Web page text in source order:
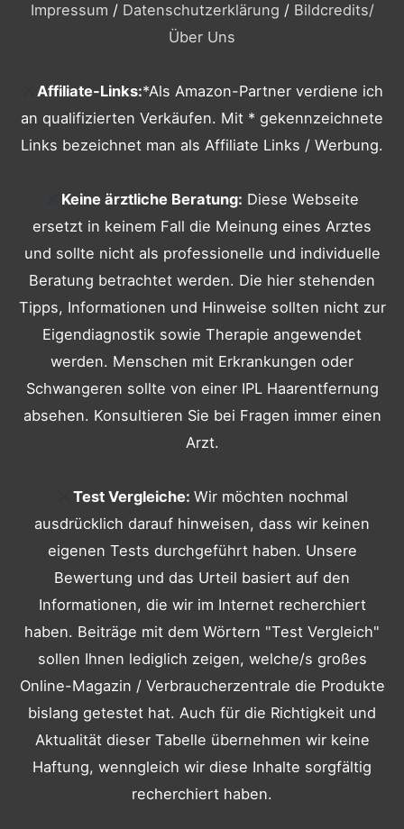
Impressum / Datenschutzerklärung / Bildcredits/
Über Uns
Affiliate-Links:*Als Amazon-Partner verdiene ich
an qualifizierten Verkäufen. Mit * gekennzeichnete
Links bezeichnet man als Affiliate Links / Werbung.
Keine ärztliche Beratung: Diese Webseite
ersetzt in keinem Fall die Meinung eines Arztes
und sollte nicht als professionelle und individuelle
Beratung betrachtet werden. Die hier stehenden
Tipps, Informationen und Hinweise sollten nicht zur
Eigendiagnostik sowie Therapie angewendet
werden. Menschen mit Erkrankungen oder
Schwangeren sollte von einer IPL Haarentfernung
absehen. Konsultieren Sie bei Fragen immer einen
Arzt.
Test Vergleiche: Wir möchten nochmal
ausdrücklich darauf hinweisen, dass wir keinen
eigenen Tests durchgeführt haben. Unsere
Bewertung und das Urteil basiert auf den
Informationen, die wir im Internet recherchiert
haben. Beiträge mit dem Wörtern "Test Vergleich"
sollen Ihnen lediglich zeigen, welche/s großes
Online-Magazin / Verbraucherzentrale die Produkte
bislang getestet hat. Auch für die Richtigkeit und
Aktualität dieser Tabelle übernehmen wir keine
Haftung, wenngleich wir diese Inhalte sorgfältig
recherchiert haben.